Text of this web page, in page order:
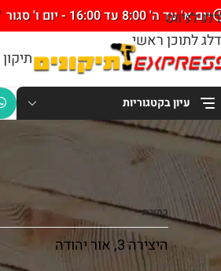
דלג לניווט
דלג לתוכן ראשי
יום א' עד ה' 8:00 עד 16:00 - יום ו' סגור
עיון בקטגוריות
כתובת
היצירה 3, אור יהודה